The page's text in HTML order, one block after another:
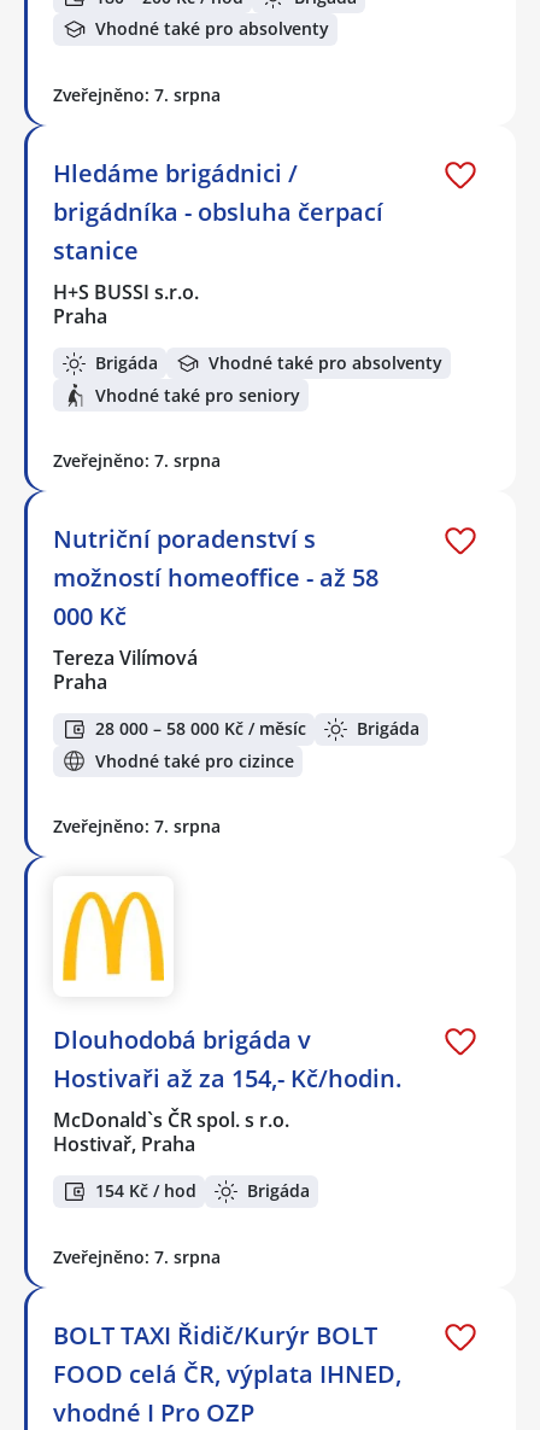
Vhodné také pro absolventy
Zveřejněno: 7. srpna
Hledáme brigádnici /
brigádníka - obsluha čerpací
stanice
H+S BUSSI s.r.o.
Praha
Brigáda
Vhodné také pro absolventy
Vhodné také pro seniory
Zveřejněno: 7. srpna
Nutriční poradenství s
možností homeoffice - až 58
000 Kč
Tereza Vilímová
Praha
28 000 – 58 000 Kč / měsíc
Brigáda
Vhodné také pro cizince
Zveřejněno: 7. srpna
Dlouhodobá brigáda v
Hostivaři až za 154,- Kč/hodin.
McDonald`s ČR spol. s r.o.
Hostivař, Praha
154 Kč / hod Brigáda
Zveřejněno: 7. srpna
BOLT TAXI Řidič/Kurýr BOLT
FOOD celá ČR, výplata IHNED,
vhodné I Pro OZP